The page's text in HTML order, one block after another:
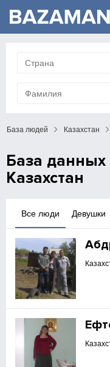
База людей Казахстан
База
Казахстан
Девушки
Все люди